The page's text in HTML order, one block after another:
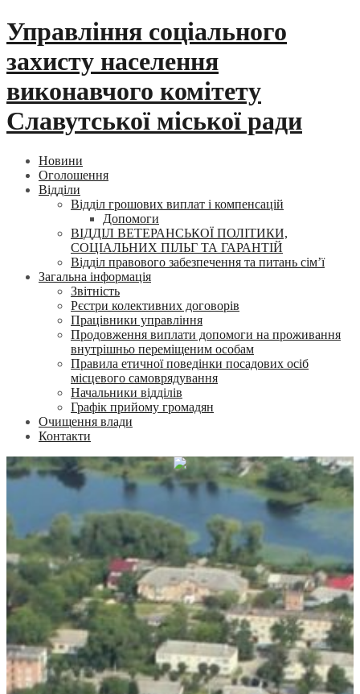
Skip
to
Управління соціального
захисту населення
виконавчого комітету
Славутської міської ради
Новини
Оголошення
Відділи
Відділ грошових виплат і компенсацій
Допомоги
ВІДДІЛ ВЕТЕРАНСЬКОЇ ПОЛІТИКИ,
СОЦІАЛЬНИХ ПІЛЬГ ТА ГАРАНТІЙ
Відділ правового забезпечення та питань сім’ї
Загальна інформація
Звітність
Рєстри колективних договорів
Працівники управління
Продовження виплати допомоги на проживання
внутрішньо переміщеним особам
Правила етичної поведінки посадових осіб
місцевого самоврядування
Начальники відділів
Графік прийому громадян
Очищення влади
Контакти